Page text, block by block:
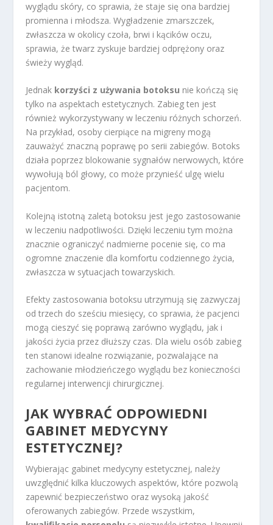
wyglądu skóry, co sprawia, że staje się ona bardziej
promienna i młodsza. Wygładzenie zmarszczek,
zwłaszcza w okolicy czoła, brwi i kącików oczu,
sprawia, że twarz zyskuje bardziej odprężony oraz
świeży wygląd.
Jednak korzyści z używania botoksu nie kończą się
tylko na aspektach estetycznych. Zabieg ten jest
również wykorzystywany w leczeniu różnych schorzeń.
Na przykład, osoby cierpiące na migreny mogą
zauważyć znaczną poprawę po serii zabiegów. Botoks
działa poprzez blokowanie sygnałów nerwowych, które
wywołują ból głowy, co może przynieść ulgę wielu
pacjentom.
Kolejną istotną zaletą botoksu jest jego zastosowanie
w leczeniu nadpotliwości. Dzięki leczeniu tym można
znacznie ograniczyć nadmierne pocenie się, co ma
ogromne znaczenie dla komfortu codziennego życia,
zwłaszcza w sytuacjach towarzyskich.
Efekty zastosowania botoksu utrzymują się zazwyczaj
od trzech do sześciu miesięcy, co sprawia, że pacjenci
mogą cieszyć się poprawą zarówno wyglądu, jak i
jakości życia przez dłuższy czas. Dla wielu osób zabieg
ten stanowi idealne rozwiązanie, pozwalające na
zachowanie młodzieńczego wyglądu bez konieczności
regularnej interwencji chirurgicznej.
JAK WYBRAĆ ODPOWIEDNI
GABINET MEDYCYNY
ESTETYCZNEJ?
Wybierając gabinet medycyny estetycznej, należy
uwzględnić kilka kluczowych aspektów, które pozwolą
zapewnić bezpieczeństwo oraz wysoką jakość
oferowanych zabiegów. Przede wszystkim,